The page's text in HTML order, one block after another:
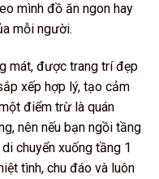
mình đồ ăn ngon hay
mỗi người.
mát, được trang trí đẹp
xếp hợp lý, tạo cảm
điểm trừ là quán
nên nếu bạn ngồi tầng
chuyển xuống tầng 1
tình, chu đáo và luôn